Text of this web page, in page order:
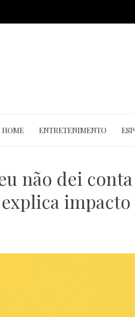
HOME ENTRETENIMENTO
não dei
explica